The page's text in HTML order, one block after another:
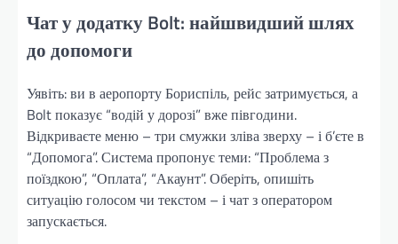
Чат у додатку Bolt: найшвидший шлях
до допомоги
Уявіть: ви в аеропорту Бориспіль, рейс затримується, а
Bolt показує “водій у дорозі” вже півгодини.
Відкриваєте меню – три смужки зліва зверху – і б’єте в
“Допомога”. Система пропонує теми: “Проблема з
поїздкою”, “Оплата”, “Акаунт”. Оберіть, опишіть
ситуацію голосом чи текстом – і чат з оператором
запускається.